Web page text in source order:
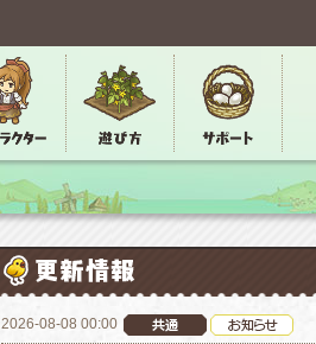
2026-08-08 00:00